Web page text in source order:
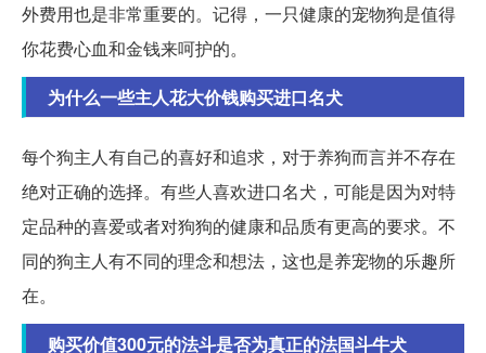
外费用也是非常重要的。记得，一只健康的宠物狗是值得
你花费心血和金钱来呵护的。
为什么一些主人花大价钱购买进口名犬
每个狗主人有自己的喜好和追求，对于养狗而言并不存在
绝对正确的选择。有些人喜欢进口名犬，可能是因为对特
定品种的喜爱或者对狗狗的健康和品质有更高的要求。不
同的狗主人有不同的理念和想法，这也是养宠物的乐趣所
在。
购买价值300元的法斗是否为真正的法国斗牛犬